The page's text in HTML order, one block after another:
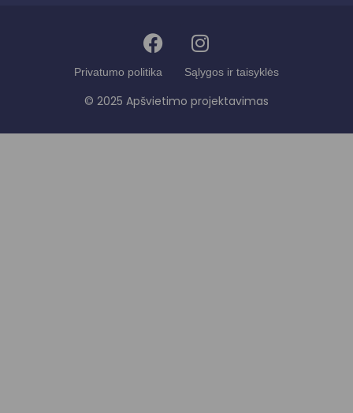
Privatumo politika Sąlygos ir taisyklės
© 2025 Apšvietimo projektavimas